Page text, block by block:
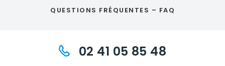
QUESTIONS FRÉQUENTES – FAQ
02 41 05 85 48